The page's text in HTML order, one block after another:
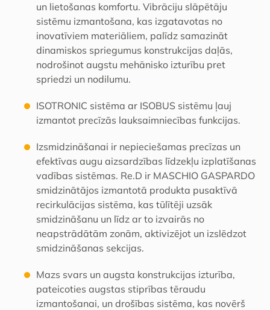
un lietošanas komfortu. Vibrāciju slāpētāju
sistēmu izmantošana, kas izgatavotas no
inovatīviem materiāliem, palīdz samazināt
dinamiskos spriegumus konstrukcijas daļās,
nodrošinot augstu mehānisko izturību pret
spriedzi un nodilumu.
ISOTRONIC sistēma ar ISOBUS sistēmu ļauj
izmantot precīzās lauksaimniecības funkcijas.
Izsmidzināšanai ir nepieciešamas precīzas un
efektīvas augu aizsardzības līdzekļu izplatīšanas
vadības sistēmas. Re.D ir MASCHIO GASPARDO
smidzinātājos izmantotā produkta pusaktīvā
recirkulācijas sistēma, kas tūlītēji uzsāk
smidzināšanu un līdz ar to izvairās no
neapstrādātām zonām, aktivizējot un izslēdzot
smidzināšanas sekcijas.
Mazs svars un augsta konstrukcijas izturība,
pateicoties augstas stiprības tēraudu
izmantošanai, un drošības sistēma, kas novērš